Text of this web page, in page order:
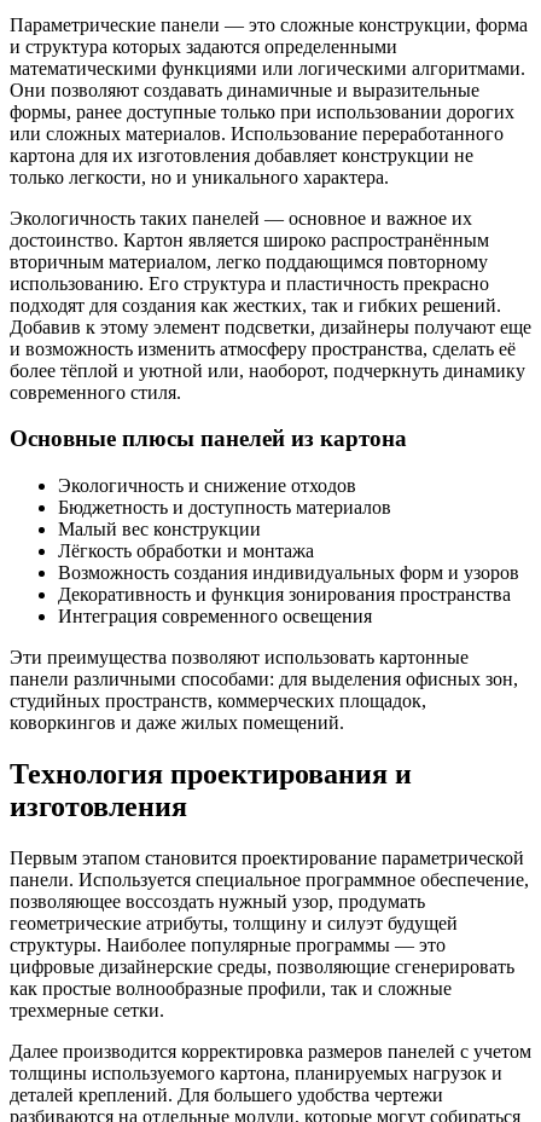
Параметрические панели — это сложные конструкции, форма
и структура которых задаются определенными
математическими функциями или логическими алгоритмами.
Они позволяют создавать динамичные и выразительные
формы, ранее доступные только при использовании дорогих
или сложных материалов. Использование переработанного
картона для их изготовления добавляет конструкции не
только легкости, но и уникального характера.
Экологичность таких панелей — основное и важное их
достоинство. Картон является широко распространённым
вторичным материалом, легко поддающимся повторному
использованию. Его структура и пластичность прекрасно
подходят для создания как жестких, так и гибких решений.
Добавив к этому элемент подсветки, дизайнеры получают еще
и возможность изменить атмосферу пространства, сделать её
более тёплой и уютной или, наоборот, подчеркнуть динамику
современного стиля.
Основные плюсы панелей из картона
Экологичность и снижение отходов
Бюджетность и доступность материалов
Малый вес конструкции
Лёгкость обработки и монтажа
Возможность создания индивидуальных форм и узоров
Декоративность и функция зонирования пространства
Интеграция современного освещения
Эти преимущества позволяют использовать картонные
панели различными способами: для выделения офисных зон,
студийных пространств, коммерческих площадок,
коворкингов и даже жилых помещений.
Технология проектирования и
изготовления
Первым этапом становится проектирование параметрической
панели. Используется специальное программное обеспечение,
позволяющее воссоздать нужный узор, продумать
геометрические атрибуты, толщину и силуэт будущей
структуры. Наиболее популярные программы — это
цифровые дизайнерские среды, позволяющие сгенерировать
как простые волнообразные профили, так и сложные
трехмерные сетки.
Далее производится корректировка размеров панелей с учетом
толщины используемого картона, планируемых нагрузок и
деталей креплений. Для большего удобства чертежи
разбиваются на отдельные модули, которые могут собираться